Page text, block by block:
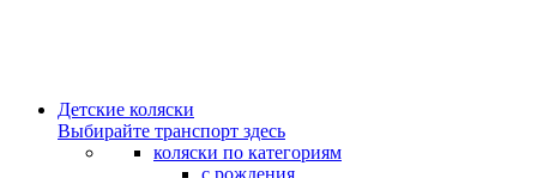
Детские коляски
Выбирайте транспорт здесь
коляски по категориям
c рождения